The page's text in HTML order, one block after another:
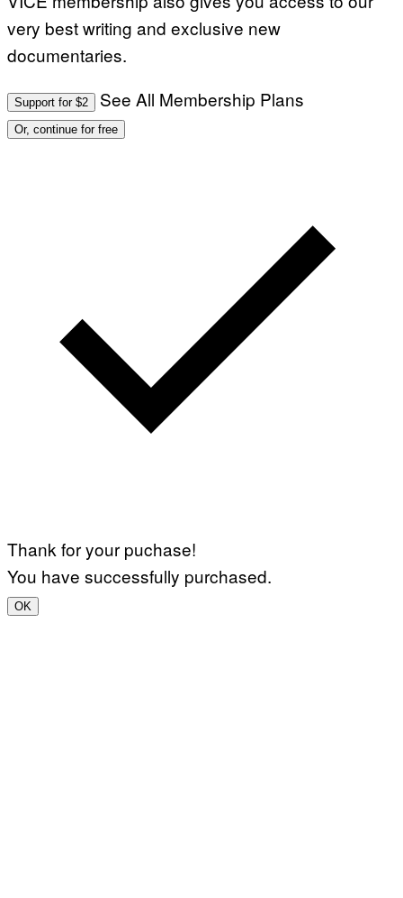
very best writing and exclusive new
documentaries.
Support for $2 See All Membership Plans
Or, continue for free
Thank for your puchase!
You have successfully purchased.
OK